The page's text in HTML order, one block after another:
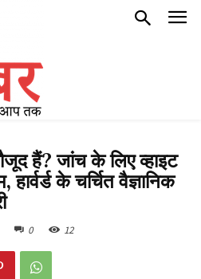
हैं? जांच के लिए व्हाइट
के चर्चित वैज्ञानिक
0 12